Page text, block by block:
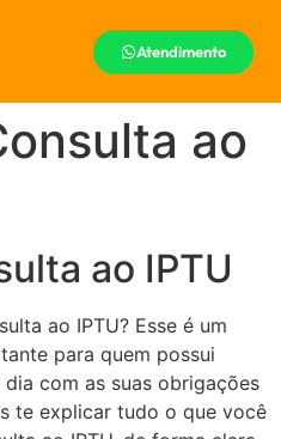
Atendimento
ao
ao IPTU
ao IPTU? Esse é um
para quem possui
com as suas obrigações
te explicar tudo o que você